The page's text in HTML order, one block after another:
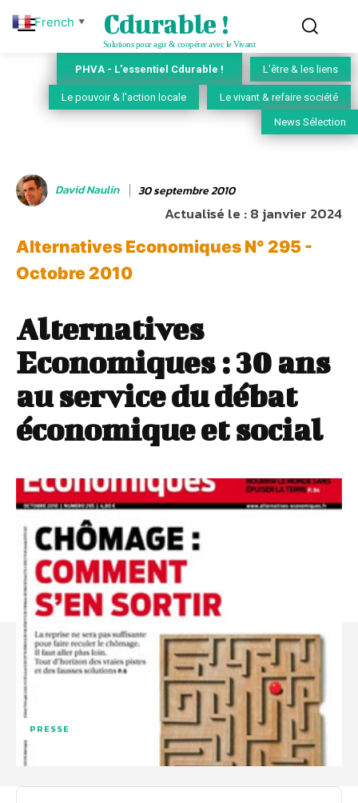
Cdurable !
Solutions pour agir & coopérer avec le Vivant
PHVA - L'essentiel Cdurable ! L'être & les liens
Le pouvoir & l'action locale Le vivant & refaire société
News Sélection
David Naulin 30 septembre 2010
Actualisé le :8 janvier 2024
Alternatives Economiques N° 295 -
Octobre 2010
Alternatives
Economiques : 30 ans
au service du débat
économique et social
PRESSE
French ▼